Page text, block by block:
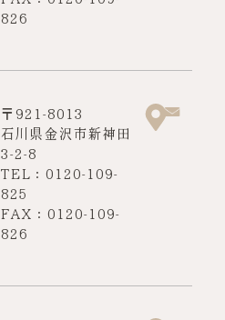
826
〒921-8013
石川県金沢市新神田
3-2-8
TEL：0120-109-
825
FAX：0120-109-
826